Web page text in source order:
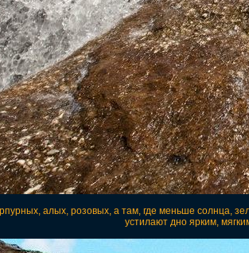
алых, розовых, а там, где меньше солнца,
устилают дно ярким,